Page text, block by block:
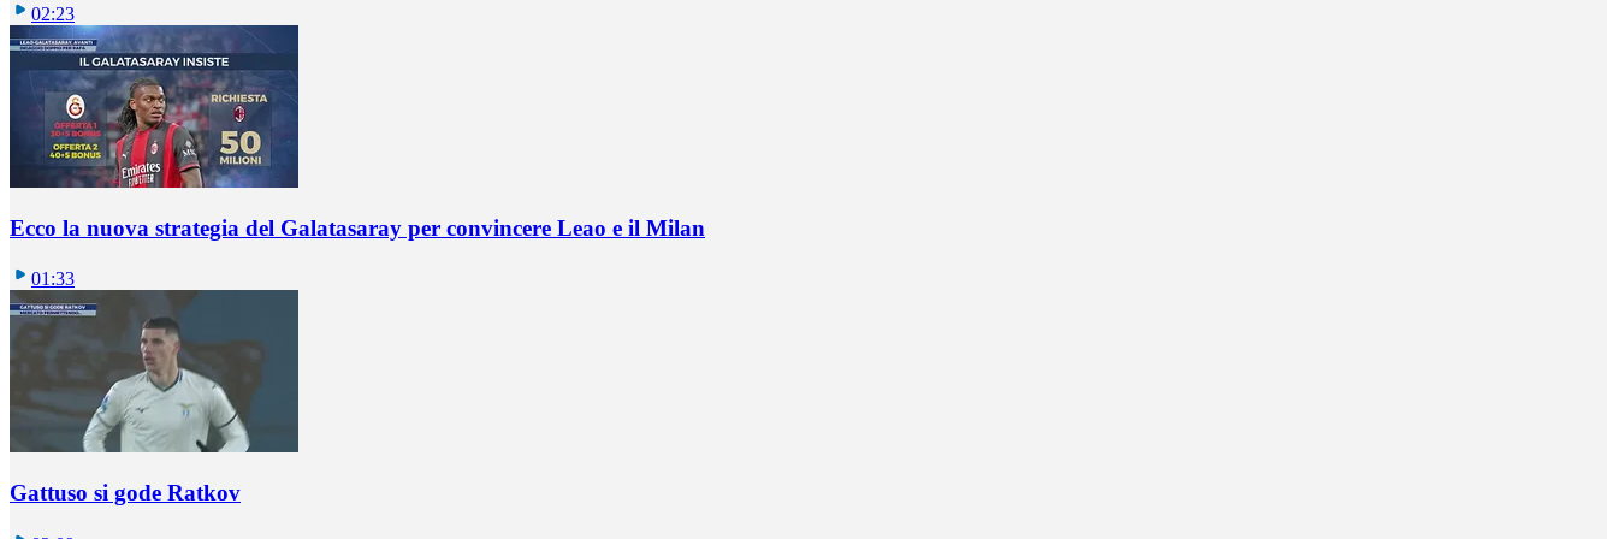
02:23
Ecco la nuova strategia del Galatasaray per convincere Leao e il Milan
01:33
Gattuso si gode Ratkov